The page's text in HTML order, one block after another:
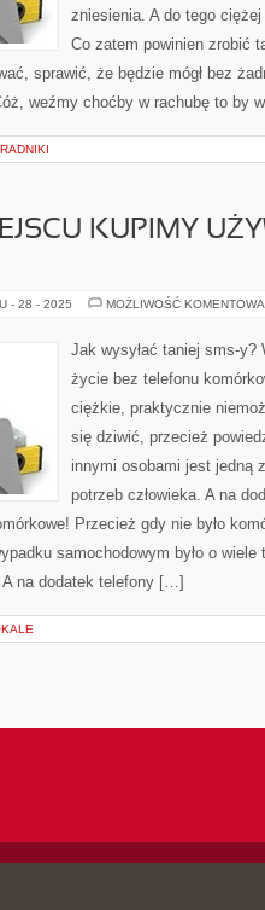
zniesienia. A do tego
Co zatem powinien zrobić
sprawić, że będzie mógł bez
weźmy choćby w rachubę to by
KUPIMY
- 28 - 2025 MOŻLIWOŚĆ
Jak wysyłać taniej sms-
życie bez telefonu
ciężkie, praktycznie
się dziwić, przecież
innymi osobami jest jedną
potrzeb człowieka. A na
Przecież gdy nie było
samochodowym było o wiele
A na dodatek telefony […]